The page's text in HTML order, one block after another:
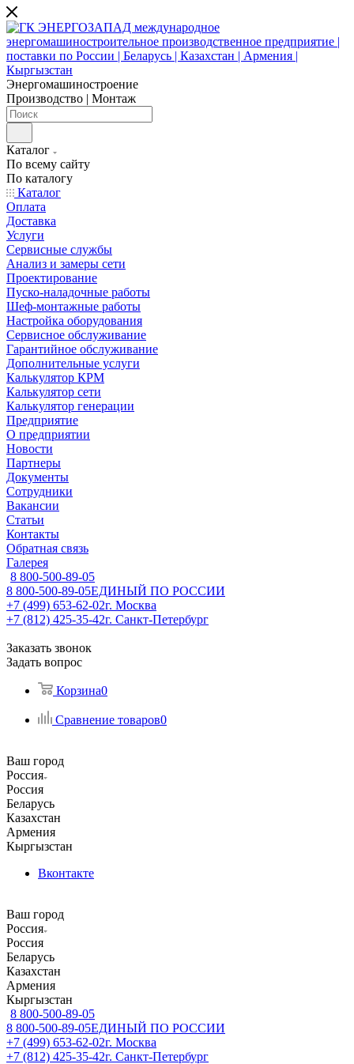
Энергомашиностроение
Производство | Монтаж
Каталог
По всему сайту
По каталогу
Каталог
Оплата
Доставка
Услуги
Сервисные службы
Анализ и замеры сети
Проектирование
Пуско-наладочные работы
Шеф-монтажные работы
Настройка оборудования
Сервисное обслуживание
Гарантийное обслуживание
Дополнительные услуги
Калькулятор КРМ
Калькулятор сети
Калькулятор генерации
Предприятие
О предприятии
Новости
Партнеры
Документы
Сотрудники
Вакансии
Статьи
Контакты
Обратная связь
Галерея
8 800-500-89-05
8 800-500-89-05ЕДИНЫЙ ПО РОССИИ
+7 (499) 653-62-02г. Москва
+7 (812) 425-35-42г. Санкт-Петербург
Заказать звонок
Задать вопрос
Корзина0
Сравнение товаров0
Ваш город
Россия
Россия
Беларусь
Казахстан
Армения
Кыргызстан
Вконтакте
Ваш город
Россия
Россия
Беларусь
Казахстан
Армения
Кыргызстан
8 800-500-89-05
8 800-500-89-05ЕДИНЫЙ ПО РОССИИ
+7 (499) 653-62-02г. Москва
+7 (812) 425-35-42г. Санкт-Петербург